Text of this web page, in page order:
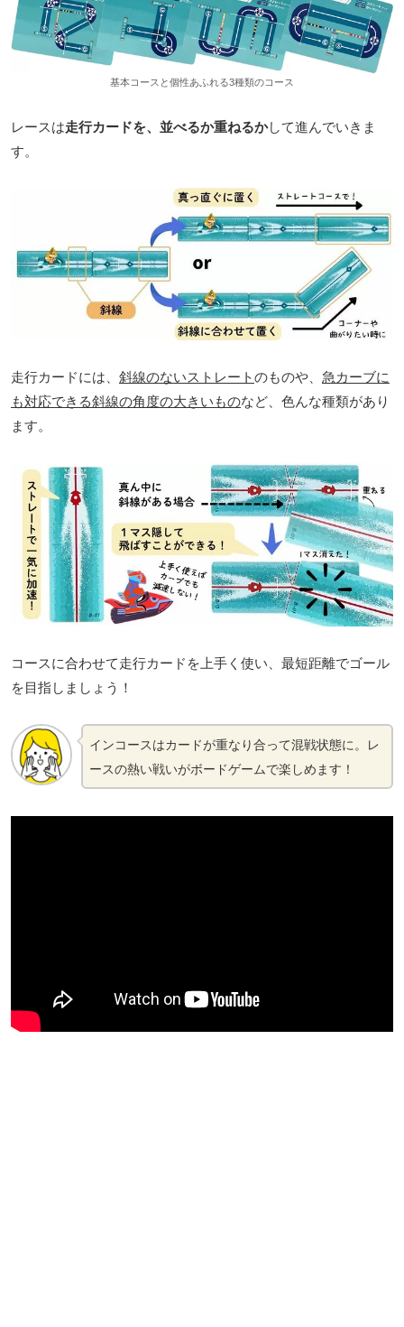
基本コースと個性あふれる3種類のコース
レースは走行カードを、並べるか重ねるかして進んでいきま
す。
走行カードには、 斜線のないストレートのものや、 急カーブに
も対応できる斜線の角度の大きいものなど、色んな種類があり
ます。
コースに合わせて走行カードを上手く使い、最短距離でゴール
を目指しましょう！
インコースはカードが重なり合って混戦状態に 。
レ
ースの熱い戦いがボードゲームで楽しめます！